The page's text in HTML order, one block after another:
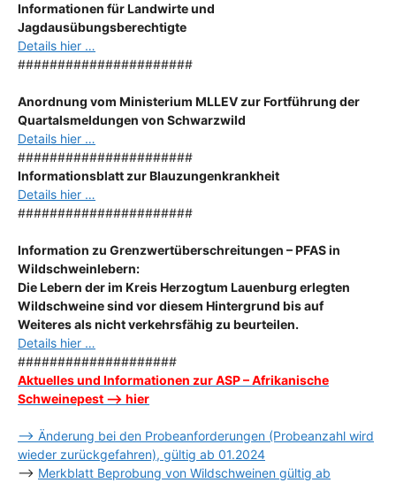
Informationen für Landwirte und
Jagdausübungsberechtigte
Details hier …
######################
Anordnung vom Ministerium MLLEV zur Fortführung der
Quartalsmeldungen von Schwarzwild
Details hier …
######################
Informationsblatt zur Blauzungenkrankheit
Details hier …
######################
Information zu Grenzwertüberschreitungen – PFAS in
Wildschweinlebern:
Die Lebern der im Kreis Herzogtum Lauenburg erlegten
Wildschweine sind vor diesem Hintergrund bis auf
Weiteres als nicht verkehrsfähig zu beurteilen.
Details hier …
####################
Aktuelles und Informationen zur ASP – Afrikanische
Schweinepest –> hier
–> Änderung bei den Probeanforderungen (Probeanzahl wird
wieder zurückgefahren), gültig ab 01.2024
–> Merkblatt Beprobung von Wildschweinen gültig ab